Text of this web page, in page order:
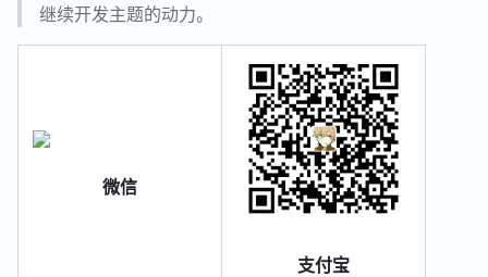
继续开发主题的动力。
微信
支付宝